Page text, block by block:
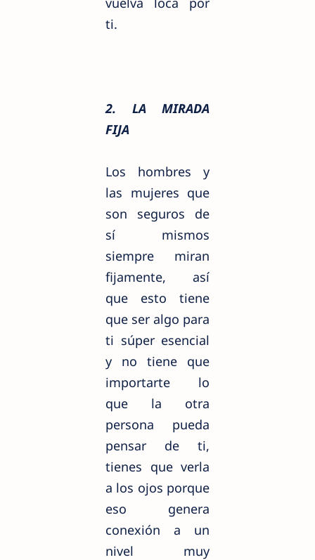
ti.
2. LA MIRADA
FIJA
Los hombres y
las mujeres que
son seguros de
sí mismos
siempre miran
fijamente, así
que esto tiene
que ser algo para
ti súper esencial
y no tiene que
importarte lo
que la otra
persona pueda
pensar de ti,
tienes que verla
a los ojos porque
eso genera
conexión a un
nivel muy